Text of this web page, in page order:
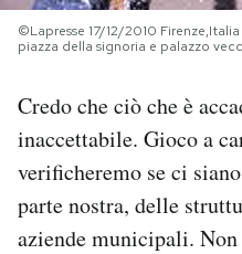
I MIEI PREFERITI
SHOP
CALENDARIO
AREA PERSONALE
©Lapresse 17/12/2010
piazza della signoria e palazzo
Credo che ciò che è
inaccettabile. Gioco a
verificheremo se ci
parte nostra, delle
aziende municipali.